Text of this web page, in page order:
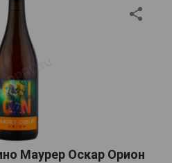
Маурер Оскар Орион